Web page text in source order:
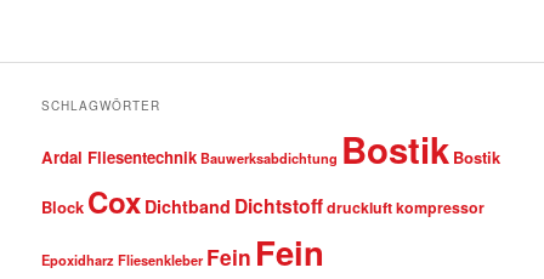
SCHLAGWÖRTER
Ardal Fliesentechnik Bauwerksabdichtung Bostik Bostik
Block Cox Dichtband Dichtstoffdruckluft kompressor
Epoxidharz Fliesenkleber Fein Fein